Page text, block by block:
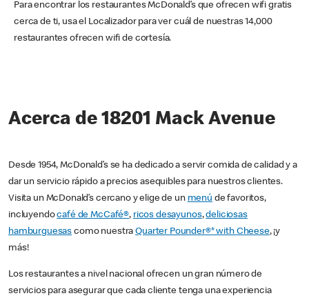
Para encontrar los restaurantes McDonald’s que ofrecen wifi gratis
cerca de ti, usa el Localizador para ver cuál de nuestras 14,000
restaurantes ofrecen wifi de cortesía.
Acerca de 18201 Mack Avenue
Desde 1954, McDonald’s se ha dedicado a servir comida de calidad y a
dar un servicio rápido a precios asequibles para nuestros clientes.
Visita un McDonald’s cercano y elige de un menú de favoritos,
incluyendocafé de McCafé®, ricos desayunos,deliciosas
hamburguesas como nuestraQuarter Pounder®* with Cheese, ¡y
más!
Los restaurantes a nivel nacional ofrecen un gran número de
servicios para asegurar que cada cliente tenga una experiencia